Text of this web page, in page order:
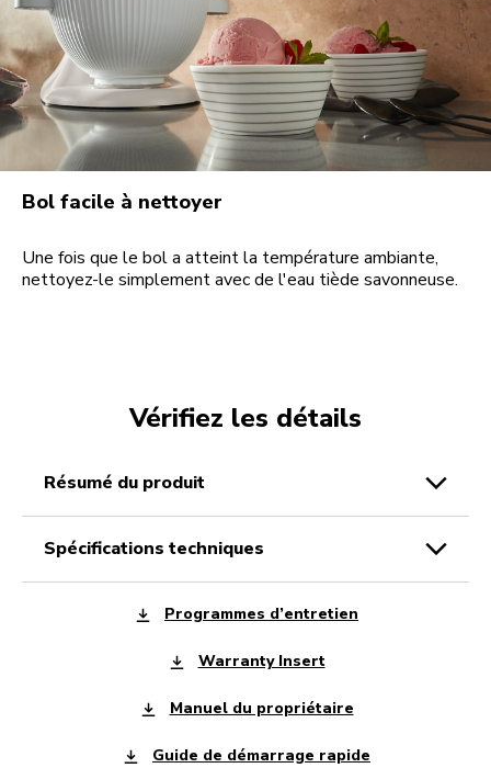
Bol facile à nettoyer
Une fois que le bol a atteint la température ambiante,
nettoyez-le simplement avec de l'eau tiède savonneuse.
Vérifiez les détails
résumé du produit
spécifications techniques
Programmes d’entretien
Warranty Insert
Manuel du propriétaire
Guide de démarrage rapide